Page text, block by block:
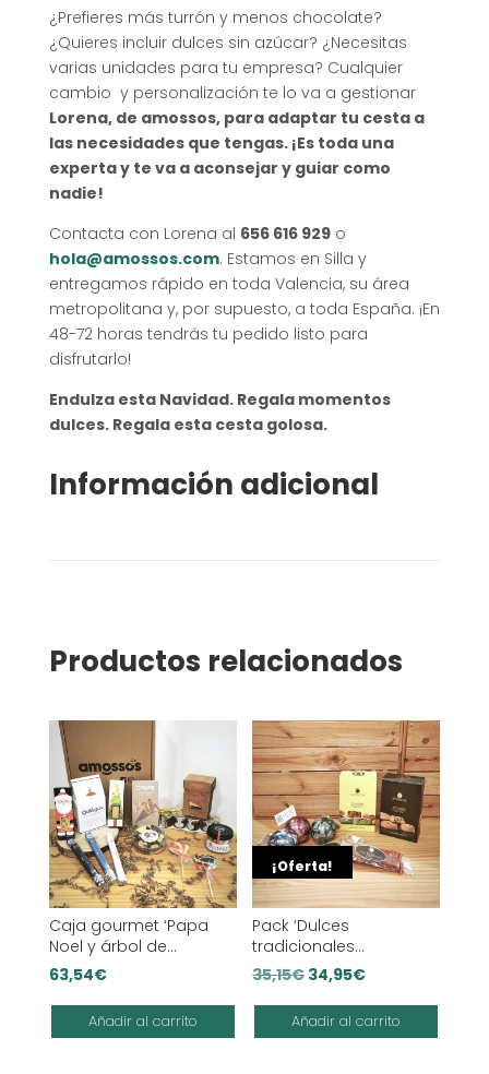
¿Prefieres más turrón y menos chocolate?
¿Quieres incluir dulces sin azúcar? ¿Necesitas
varias unidades para tu empresa? Cualquier
cambio y personalización te lo va a gestionar
Lorena, de amossos, para adaptar tu cesta a
las necesidades que tengas. ¡Es toda una
experta y te va a aconsejar y guiar como
nadie!
Contacta con Lorena al 656 616 929o
hola@amossos.com. Estamos en Silla y
entregamos rápido en toda Valencia, su área
metropolitana y, por supuesto, a toda España. ¡En
48-72 horas tendrás tu pedido listo para
disfrutarlo!
Endulza esta Navidad. Regala momentos
dulces. Regala esta cesta golosa.
Información adicional
Productos relacionados
Caja gourmet ‘Papa
Noel y árbol de
Navidad’
63,54€
Añadir al carrito
¡Oferta!
Pack ‘Dulces
tradicionales
españoles’
35,15€El
precio
original
34,95€El
precio
actual
Añadir al carrito